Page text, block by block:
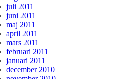
juli 2011
juni 2011
maj 2011
april 2011
mars 2011
februari 2011
januari 2011
december 2010